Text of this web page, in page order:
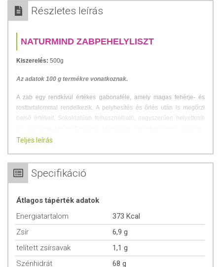
Részletes leírás
NATURMIND ZABPEHELYLISZT
Kiszerelés: 500g
Az adatok 100 g termékre vonatkoznak.
A zab egy rendkívül értékes gabonaféle, amely magas fehérje- és
rosttartalommal rendelkezik. A pelyhesítés és őrlés után is megőrzi
belső értékeit. Sokoldalúan felhasználható, nagyszerűen helyettesíti
kenyerek és kelt tészták készítésére.
JELENTŐSÉG ÉS HATÁSOK
A zabpehelyliszt kevesebb keményítőt, viszont több rostot, fehérjét és
vércukorszint-emelkedést eredményez (alacsonyabb glikémiás index).
zabpehelyliszttel helyettesíteni. A magas rosttartalomnak
köszönhetően a zabpehelyliszt elősegíti a székrekedés megelőzését,
csökkenti a vastagbélrák kialakulásának kockázatát, és a béta-glükán
nevű vízoldékony rostok fontos szerepet játszanak a vér
koleszterinszintjének csökkentésében.
Teljes leírás
Specifikáció
Átlagos tápérték adatok
Energiatartalom
373 Kcal
Zsír
6,9 g
telített zsírsavak
1,1 g
Szénhidrát
68 g